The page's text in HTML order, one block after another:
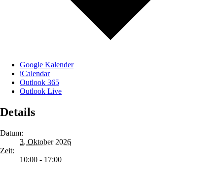
Google Kalender
iCalendar
Outlook 365
Outlook Live
Details
Datum:
3. Oktober 2026
Zeit:
10:00 - 17:00